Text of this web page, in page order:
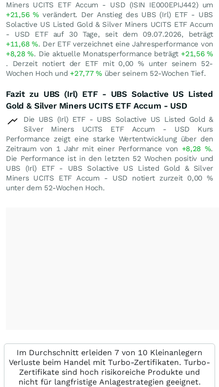
Miners UCITS ETF Accum - USD (ISIN IE000EPIJ442) um
+21,56%verändert. Der Anstieg des UBS (Irl) ETF - UBS
Solactive US Listed Gold & Silver Miners UCITS ETF Accum
- USD ETF auf 30 Tage, seit dem 09.07.2026, beträgt
+11,68%. Der ETF verzeichnet eine Jahresperformance von
+8,28%. Die aktuelle Monatsperformance beträgt +21,56%
. Derzeit notiert der ETF mit 0,00%unter seinem 52-
Wochen Hoch und +27,77%über seinem 52-Wochen Tief.
Fazit zu UBS (Irl) ETF - UBS Solactive US Listed
Gold & Silver Miners UCITS ETF Accum - USD
Die UBS (Irl) ETF - UBS Solactive US Listed Gold &
Silver Miners UCITS ETF Accum - USD Kurs
Performance zeigt eine starke Wertentwicklung über den
Zeitraum von 1 Jahr mit einer Performance von +8,28 %.
Die Performance ist in den letzten 52 Wochen positiv und
UBS (Irl) ETF - UBS Solactive US Listed Gold & Silver
Miners UCITS ETF Accum - USD notiert zurzeit 0,00%
unter dem 52-Wochen Hoch.
Im Durchschnitt erleiden 7 von 10 Kleinanlegern
Verluste beim Handel mit Turbo-Zertifikaten. Turbo-
Zertifikate sind hoch risikoreiche Produkte und
nicht für langfristige Anlagestrategien geeignet.